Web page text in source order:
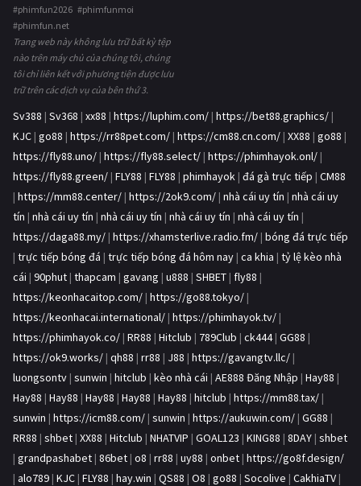
#phimfun2026 #phimfunmoi
#phimfun.net
Trang web này không lưu trữ bất kỳ tệp
nào trên máy chủ của chúng tôi, chúng
tôi chỉ liên kết với phương tiện được lưu
trữ trên các dịch vụ của bên thứ 3.
Sv388 | Sv368 | xx88 | https://luphim.com/ | https://bet88.graphics/ |
KJC | go88 | https://rr88pet.com/ | https://cm88.cn.com/ | XX88 | go88 |
https://fly88.uno/ | https://fly88.select/ | https://phimhayok.onl/ |
https://fly88.green/ | FLY88 | FLY88 | phimhayok | đá gà trực tiếp | CM88
| https://mm88.center/ | https://2ok9.com/ | nhà cái uy tín | nhà cái uy
tín | nhà cái uy tín | nhà cái uy tín | nhà cái uy tín | nhà cái uy tín |
https://daga88.my/ | https://xhamsterlive.radio.fm/ | bóng đá trực tiếp
| trực tiếp bóng đá | trực tiếp bóng đá hôm nay | ca khia | tỷ lệ kèo nhà
cái | 90phut | thapcam | gavang | u888 | SHBET | fly88 |
https://keonhacaitop.com/ | https://go88.tokyo/ |
https://keonhacai.international/ | https://phimhayok.tv/ |
https://phimhayok.co/ | RR88 | Hitclub | 789Club | ck444| GG88 |
https://ok9.works/ | qh88 | rr88 | J88 | https://gavangtv.llc/ |
luongsontv | sunwin | hitclub | kèo nhà cái | AE888 Đăng Nhập | Hay88 |
Hay88 | Hay88 | Hay88 | Hay88 | Hay88 | hitclub | https://mm88.tax/ |
sunwin | https://icm88.com/ | sunwin | https://aukuwin.com/ | GG88 |
RR88 | shbet | XX88 | Hitclub | NHATVIP | GOAL123 | KING88 | 8DAY | shbet
| grandpashabet | 86bet | o8 | rr88 | uy88 | onbet | https://go8f.design/
| alo789 | KJC | FLY88 | hay.win | QS88 | O8 | go88 | Socolive | CakhiaTV |